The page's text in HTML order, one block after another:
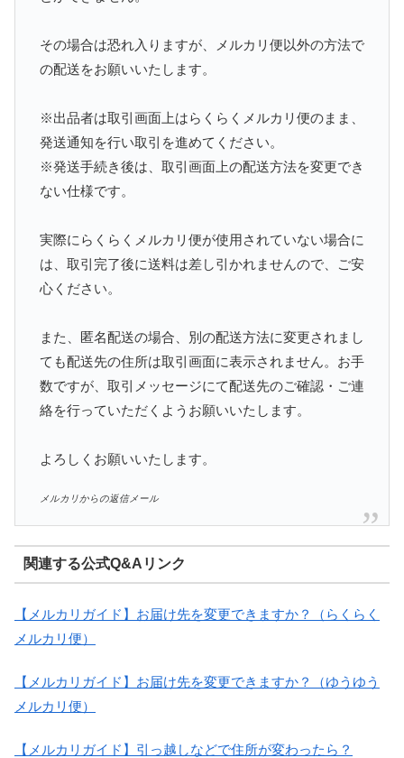
その場合は恐れ入りますが、メルカリ便以外の方法で
の配送をお願いいたします。
※出品者は取引画面上はらくらくメルカリ便のまま、
発送通知を行い取引を進めてください。
※発送手続き後は、取引画面上の配送方法を変更でき
ない仕様です。
実際にらくらくメルカリ便が使用されていない場合に
は、取引完了後に送料は差し引かれませんので、ご安
心ください。
また、匿名配送の場合、別の配送方法に変更されまし
ても配送先の住所は取引画面に表示されません。お手
数ですが、取引メッセージにて配送先のご確認・ご連
絡を行っていただくようお願いいたします。
よろしくお願いいたします。
メルカリからの返信メール
関連する公式Q&Aリンク
【メルカリガイド】お届け先を変更できますか？（らくらく
メルカリ便）
【メルカリガイド】お届け先を変更できますか？（ゆうゆう
メルカリ便）
【メルカリガイド】引っ越しなどで住所が変わったら？